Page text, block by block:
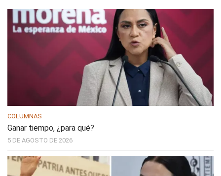
COLUMNAS
Ganar tiempo, ¿para qué?
5 DE AGOSTO DE 2026